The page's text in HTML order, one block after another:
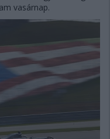
vasárnap.